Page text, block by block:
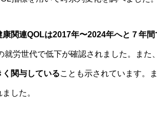
康関連QOLは2017年〜2024年へと７年
労世代で低下が確認されました。また、
関与していることも示されています。
した。